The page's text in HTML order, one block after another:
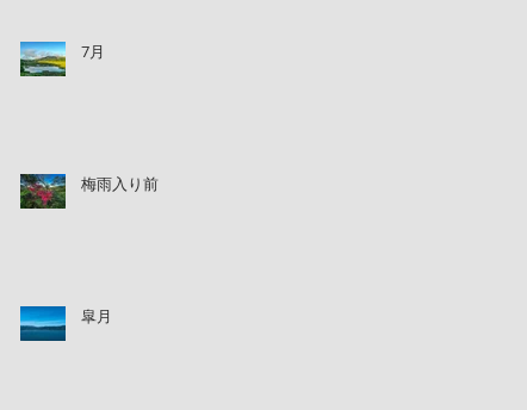
7月
梅雨入り前
皐月